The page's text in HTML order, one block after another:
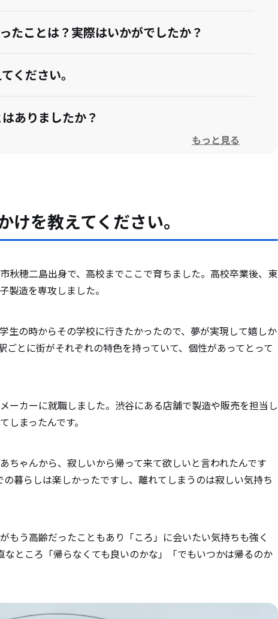
たことは？実際はいかがでしたか？
ください。
ありましたか？
してきた人にアドバイスをお願いします。
もっと見る
けを教えてください。
秋穂二島出身で、高校までここで育ちました。高校卒業後、東
製造を専攻しました。
生の時からその学校に行きたかったので、夢が実現して嬉しか
ごとに街がそれぞれの特色を持っていて、個性があってとって
ーカーに就職しました。渋谷にある店舗で製造や販売を担当し
まったんです。
ちゃんから、寂しいから帰って来て欲しいと言われたんです
暮らしは楽しかったですし、離れてしまうのは寂しい気持ち
もう高齢だったこともあり「ころ」に会いたい気持ちも強く
ところ「帰らなくても良いのかな」「でもいつかは帰るのか